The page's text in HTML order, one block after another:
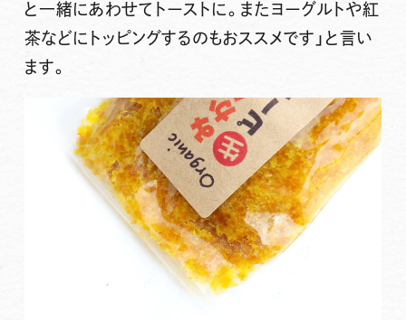
と一緒にあわせてトーストに。またヨーグルトや紅
茶などにトッピングするのもおススメです」と言い
ます。